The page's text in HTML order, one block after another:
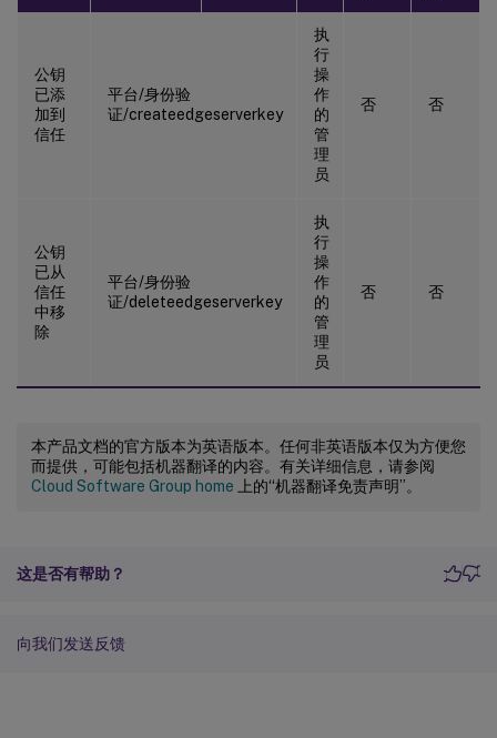
公钥
已添
加到
信任
平台/身份验
证/createedgeserverkey
执
行
操
作
的
管
理
员
否 否
公钥
已从
信任
中移
除
平台/身份验
证/deleteedgeserverkey
执
行
操
作
的
管
理
员
否 否
本产品文档的官方版本为英语版本。任何非英语版本仅为方便您
而提供，可能包括机器翻译的内容。有关详细信息，请参阅
Cloud Software Group home 上的“机器翻译免责声明”。
这是否有帮助？
向我们发送反馈